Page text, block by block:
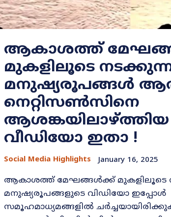
ആകാശത്ത്
മുകളിലൂടെ
മനുഷ്യരൂപങ്ങൾ
നെറ്റിസൺസിനെ
വീഡിയോ ഇതാ !
Social Media Highlights January 16, 2025
ആകാശത്ത് മേഘങ്ങള്‍ക്ക് മുകളിലൂടെ
മനുഷ്യരൂപങ്ങളുടെ വിഡിയോ ഇപ്പോള്‍
സമൂഹമാധ്യമങ്ങളില്‍